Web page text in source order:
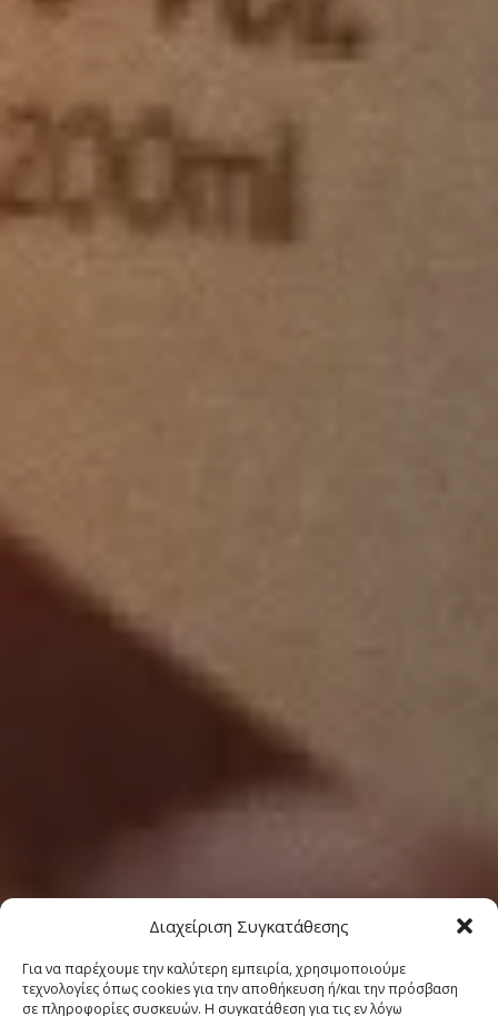
Διαχείριση Συγκατάθεσης
Για να παρέχουμε την καλύτερη εμπειρία, χρησιμοποιούμε
τεχνολογίες όπως cookies για την αποθήκευση ή/και την πρόσβαση
σε πληροφορίες συσκευών. Η συγκατάθεση για τις εν λόγω